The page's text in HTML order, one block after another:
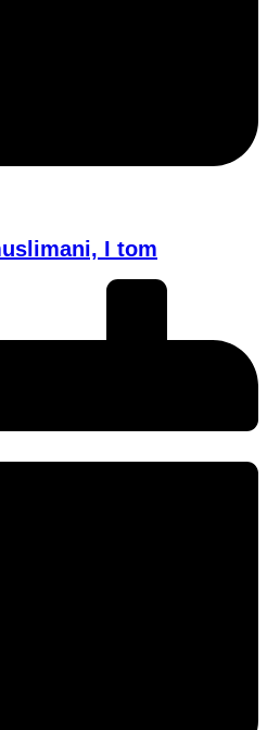
I tom